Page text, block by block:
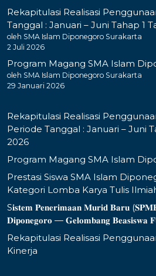
Rekapitulasi Realisasi
Tanggal : Januari – Juni Tahap 1
oleh SMA Islam Diponegoro Surakarta
2 Juli 2026
Program Magang SMA Islam
oleh SMA Islam Diponegoro Surakarta
29 Januari 2026
Rekapitulasi Realisasi
Periode Tanggal : Januari – Juni
2026
Program Magang SMA Islam
Prestasi Siswa SMA Islam
Kategori Lomba Karya Tulis
S𝐢𝐬𝐭𝐞𝐦 𝐏𝐞𝐧𝐞𝐫𝐢𝐦𝐚𝐚𝐧 𝐌𝐮𝐫𝐢𝐝 𝐁𝐚𝐫𝐮
𝐃𝐢𝐩𝐨𝐧𝐞𝐠𝐨𝐫𝐨 — 𝐆𝐞𝐥𝐨𝐦𝐛𝐚𝐧𝐠 𝐁𝐞𝐚𝐬𝐢𝐬𝐰𝐚
Rekapitulasi Realisasi
Kinerja